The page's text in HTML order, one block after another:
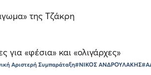
της Τζάκρη
«φέσια» και «ολιγάρχες»
Αριστερή Συμπαράταξη#ΝΙΚΟΣ ΑΝΔΡΟΥΛΑΚΗΣ